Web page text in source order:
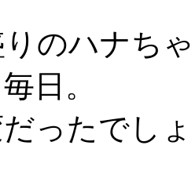
のハナち
日。
だったでし